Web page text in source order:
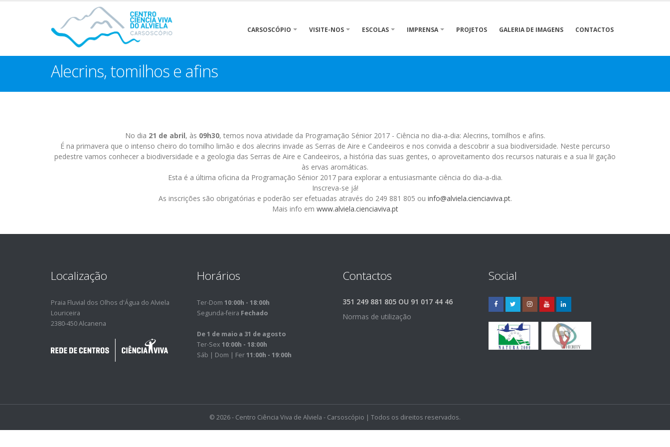
CARSOSCÓPIO VISITE-NOS ESCOLAS IMPRENSA PROJETOS GALERIA DE IMAGENS CONTACTOS
Alecrins, tomilhos e afins
No dia 21 de abril, às 09h30, temos nova atividade da Programação Sénior 2017 - Ciência no dia-a-dia: Alecrins, tomilhos e afins.
É na primavera que o intenso cheiro do tomilho limão e dos alecrins invade as Serras de Aire e Candeeiros e nos convida a descobrir a sua biodiversidade. Neste percurso
pedestre vamos conhecer a biodiversidade e a geologia das Serras de Aire e Candeeiros, a história das suas gentes, o aproveitamento dos recursos naturais e a sua li! gação
às ervas aromáticas.
Esta é a última oficina da Programação Sénior 2017 para explorar a entusiasmante ciência do dia-a-dia.
Inscreva-se já!
As inscrições são obrigatórias e poderão ser efetuadas através do 249 881 805 ou info@alviela.cienciaviva.pt.
Mais info em www.alviela.cienciaviva.pt
Localização
Praia Fluvial dos Olhos d'Água do Alviela
Louriceira
2380-450 Alcanena
Horários
Ter-Dom 10:00h - 18:00h
Segunda-feira Fechado
De 1 de maio a 31 de agosto
Ter-Sex 10:00h - 18:00h
Sáb | Dom | Fer11:00h - 19:00h
Contactos
351 249 881 805 OU 91 017 44 46
Normas de utilização
Social
© 2026 - Centro Ciência Viva de Alviela - Carsoscópio | Todos os direitos reservados.